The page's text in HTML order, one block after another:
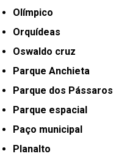
Olímpico
Orquídeas
Oswaldo cruz
Parque Anchieta
Parque dos Pássaros
Parque espacial
Paço municipal
Planalto